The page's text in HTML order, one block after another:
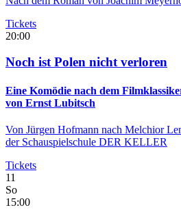
Tickets
20:00
Noch ist Polen nicht verloren
Eine Komödie nach dem
von Ernst Lubitsch
Von Jürgen Hofmann nach Melchior
der Schauspielschule DER KELLER
Tickets
11
So
15:00